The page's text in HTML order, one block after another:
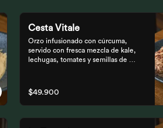
Cesta Vitale
Orzo infusionado con cúrcuma,
servido con fresca mezcla de kale,
lechugas, tomates y semillas de
favorita.
$49.900